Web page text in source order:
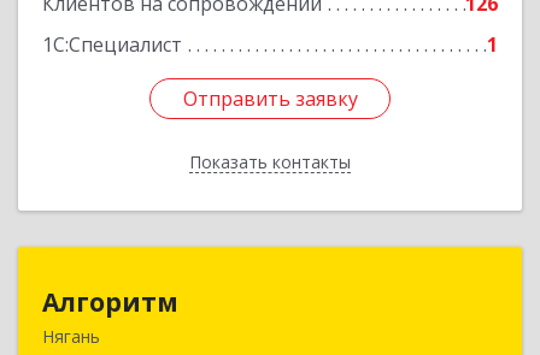
1С:Специалист
1
Отправить заявку
Показать контакты
Отправить заявку
Назад
Алгоритм
Нягань
628186, Ханты-Мансийский Автономный округ